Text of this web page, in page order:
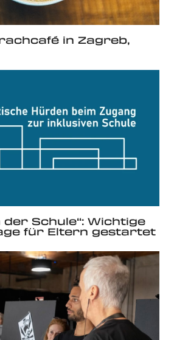
in Zagreb,
der Schule“: Wichtige
für Eltern gestartet